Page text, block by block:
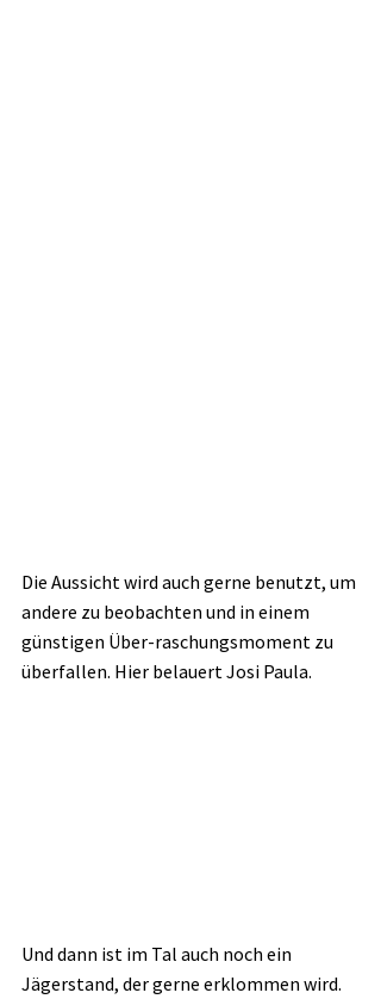
Die Aussicht wird auch gerne benutzt, um
andere zu beobachten und in einem
günstigen Über-raschungsmoment zu
überfallen. Hier belauert Josi Paula.
Und dann ist im Tal auch noch ein
Jägerstand, der gerne erklommen wird.